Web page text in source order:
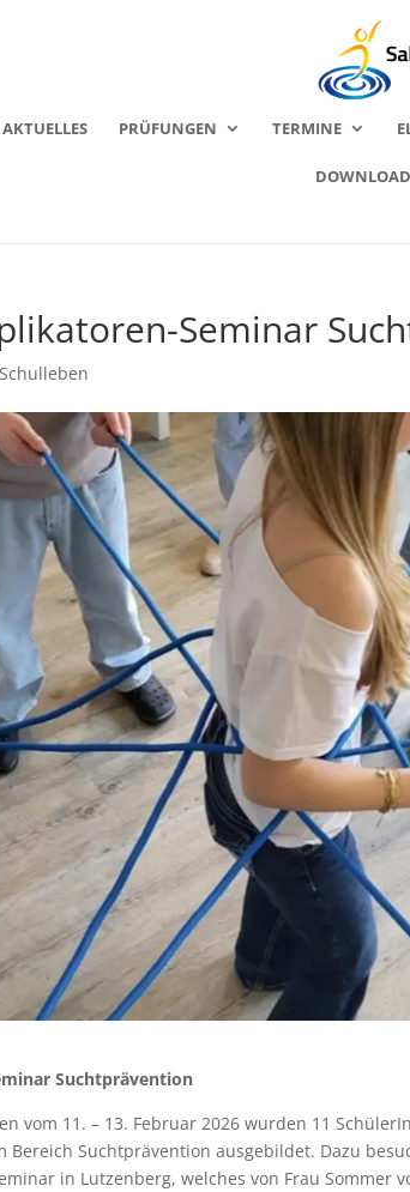
AKTUELLES PRÜFUNGEN TERMINE
Seminar
Schulleben
Suchtprävention
vom 11. – 13. Februar 2026 wurden 11
Bereich Suchtprävention ausgebildet. Dazu
in Lutzenberg, welches von Frau Sommer